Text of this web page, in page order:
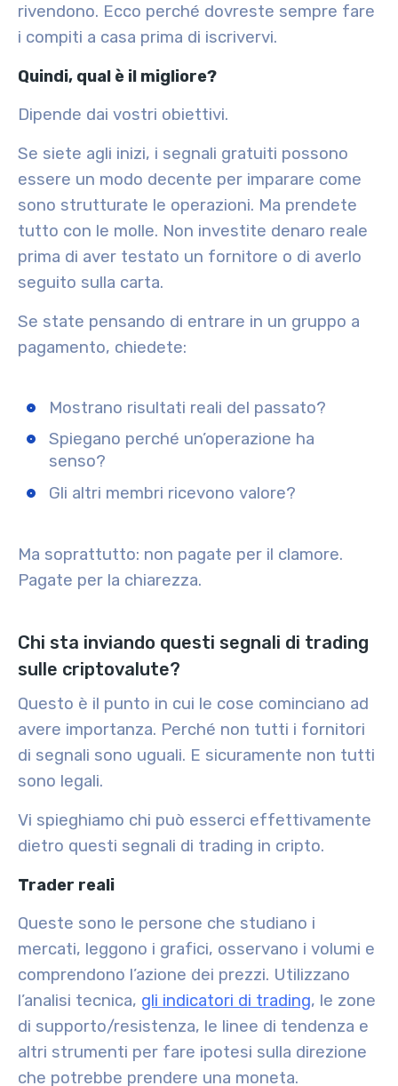
rivendono. Ecco perché dovreste sempre fare
i compiti a casa prima di iscrivervi.
Quindi, qual è il migliore?
Dipende dai vostri obiettivi.
Se siete agli inizi, i segnali gratuiti possono
essere un modo decente per imparare come
sono strutturate le operazioni. Ma prendete
tutto con le molle. Non investite denaro reale
prima di aver testato un fornitore o di averlo
seguito sulla carta.
Se state pensando di entrare in un gruppo a
pagamento, chiedete:
Mostrano risultati reali del passato?
Spiegano perché un’operazione ha
senso?
Gli altri membri ricevono valore?
Ma soprattutto: non pagate per il clamore.
Pagate per la chiarezza.
Chi sta inviando questi segnali di trading
sulle criptovalute?
Questo è il punto in cui le cose cominciano ad
avere importanza. Perché non tutti i fornitori
di segnali sono uguali. E sicuramente non tutti
sono legali.
Vi spieghiamo chi può esserci effettivamente
dietro questi segnali di trading in cripto.
Trader reali
Queste sono le persone che studiano i
mercati, leggono i grafici, osservano i volumi e
comprendono l’azione dei prezzi. Utilizzano
l’analisi tecnica, gli indicatori di trading, le zone
di supporto/resistenza, le linee di tendenza e
altri strumenti per fare ipotesi sulla direzione
che potrebbe prendere una moneta.